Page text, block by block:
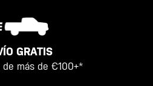
GRATIS
de más de €100+*